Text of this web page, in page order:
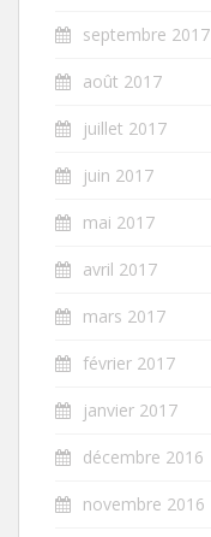
septembre 2017
août 2017
juillet 2017
juin 2017
mai 2017
avril 2017
mars 2017
février 2017
janvier 2017
décembre 2016
novembre 2016